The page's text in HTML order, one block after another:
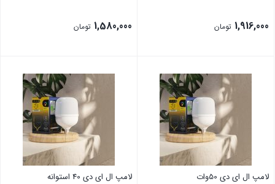
1,916,000 تومان 1,580,000 تومان
لامپ ال ای دی 50وات لامپ ال ای دی 40 استوانه